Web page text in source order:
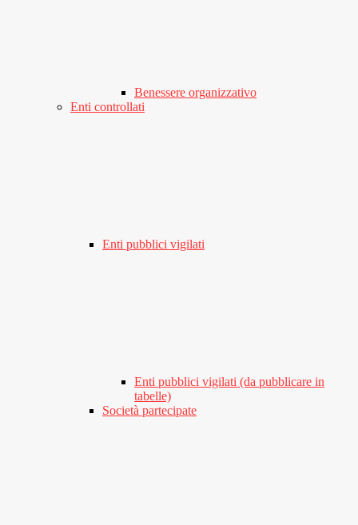
Benessere organizzativo
Enti controllati
Enti pubblici vigilati
Enti pubblici vigilati (da pubblicare in
tabelle)
Società partecipate